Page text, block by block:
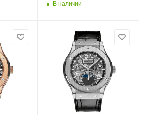
В наличии